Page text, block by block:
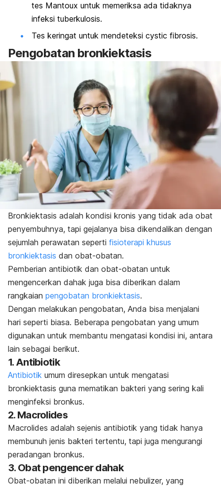
tes Mantoux untuk memeriksa ada tidaknya
infeksi tuberkulosis.
Tes keringat untuk mendeteksi cystic fibrosis.
Pengobatan bronkiektasis
Bronkiektasis adalah kondisi kronis yang tidak ada obat
penyembuhnya, tapi gejalanya bisa dikendalikan dengan
sejumlah perawatan seperti fisioterapi khusus
bronkiektasis dan obat-obatan.
Pemberian antibiotik dan obat-obatan untuk
mengencerkan dahak juga bisa diberikan dalam
rangkaian pengobatan bronkiektasis.
Dengan melakukan pengobatan, Anda bisa menjalani
hari seperti biasa. Beberapa pengobatan yang umum
digunakan untuk membantu mengatasi kondisi ini, antara
lain sebagai berikut.
1. Antibiotik
Antibiotik umum diresepkan untuk mengatasi
bronkiektasis guna mematikan bakteri yang sering kali
menginfeksi bronkus.
2. Macrolides
Macrolides adalah sejenis antibiotik yang tidak hanya
membunuh jenis bakteri tertentu, tapi juga mengurangi
peradangan bronkus.
3. Obat pengencer dahak
Obat-obatan ini diberikan melalui nebulizer, yang